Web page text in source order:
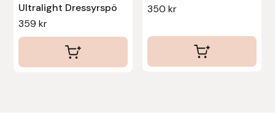
Ultralight Dressyrspö
359kr
350 kr